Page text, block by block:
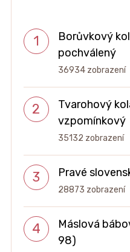
Borůvkový
pochválený
36934 zobrazení
Tvarohový
vzpomínkový
35132 zobrazení
Pravé
28873 zobrazení
Máslová
98)